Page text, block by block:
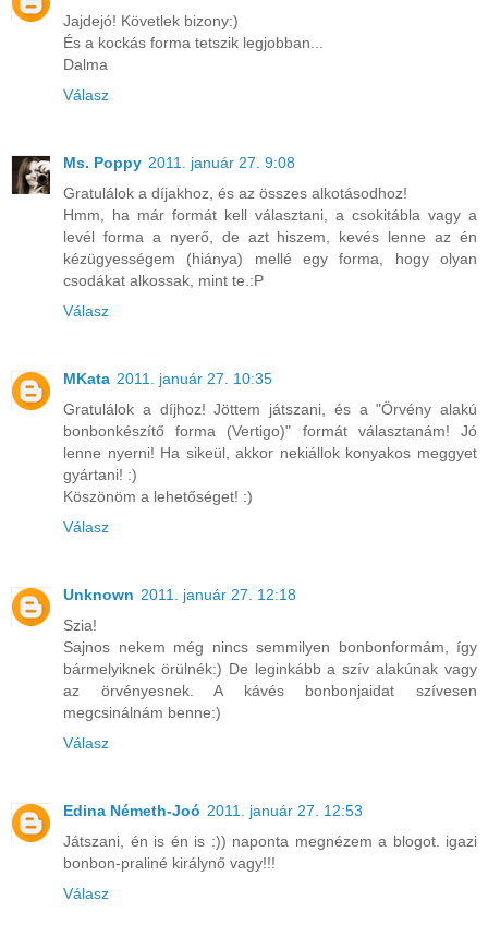
Jajdejó! Követlek bizony:)
És a kockás forma tetszik legjobban...
Dalma
Válasz
Ms. Poppy 2011. január 27. 9:08
Gratulálok a díjakhoz, és az összes alkotásodhoz!
Hmm, ha már formát kell választani, a csokitábla vagy a
levél forma a nyerő, de azt hiszem, kevés lenne az én
kézügyességem (hiánya) mellé egy forma, hogy olyan
csodákat alkossak, mint te.:P
Válasz
MKata 2011. január 27. 10:35
Gratulálok a díjhoz! Jöttem játszani, és a "Örvény alakú
bonbonkészítő forma (Vertigo)" formát választanám! Jó
lenne nyerni! Ha sikeül, akkor nekiállok konyakos meggyet
gyártani! :)
Köszönöm a lehetőséget! :)
Válasz
Unknown 2011. január 27. 12:18
Szia!
Sajnos nekem még nincs semmilyen bonbonformám, így
bármelyiknek örülnék:) De leginkább a szív alakúnak vagy
az örvényesnek. A kávés bonbonjaidat szívesen
megcsinálnám benne:)
Válasz
Edina Németh-Joó 2011. január 27. 12:53
Játszani, én is én is :)) naponta megnézem a blogot. igazi
bonbon-praliné királynő vagy!!!
Válasz